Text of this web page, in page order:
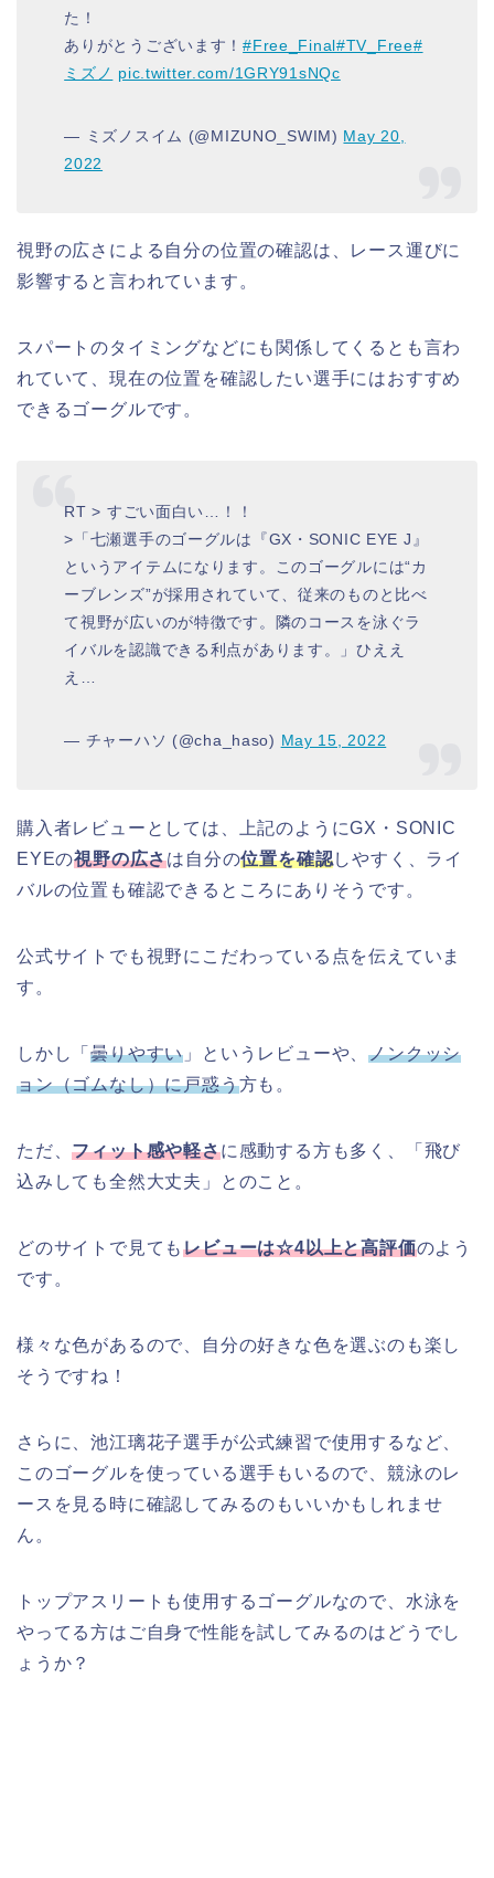
た！
ありがとうございます！#Free_Final#TV_Free#
ミズノ pic.twitter.com/1GRY91sNQc
— ミズノスイム (@MIZUNO_SWIM) May 20,
2022
視野の広さによる自分の位置の確認は、レース運びに
影響すると言われています。
スパートのタイミングなどにも関係してくるとも言わ
れていて、現在の位置を確認したい選手にはおすすめ
できるゴーグルです。
RT > すごい面白い…！！
>「七瀬選手のゴーグルは『GX・SONIC EYE J』
というアイテムになります。このゴーグルには“カ
ーブレンズ”が採用されていて、従来のものと比べ
て視野が広いのが特徴です。隣のコースを泳ぐラ
イバルを認識できる利点があります。」ひええ
え…
— チャーハソ (@cha_haso) May 15, 2022
購入者レビューとしては、上記のようにGX・SONIC
EYEの視野の広さは自分の位置を確認しやすく、ライ
バルの位置も確認できるところにありそうです。
公式サイトでも視野にこだわっている点を伝えていま
す。
しかし「曇りやすい 」というレビューや、ノンクッシ
ョン（ゴムなし）に戸惑う方も。
ただ、フィット感や軽さに感動する方も多く、「飛び
込みしても全然大丈夫」とのこと。
どのサイトで見てもレビューは☆4以上と高評価のよう
です。
様々な色があるので、自分の好きな色を選ぶのも楽し
そうですね！
さらに、池江璃花子選手が公式練習で使用するなど、
このゴーグルを使っている選手もいるので、競泳のレ
ースを見る時に確認してみるのもいいかもしれませ
ん。
トップアスリートも使用するゴーグルなので、水泳を
やってる方はご自身で性能を試してみるのはどうでし
ょうか？